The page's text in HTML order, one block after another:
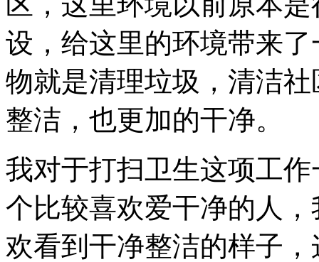
设，给这里的环境带来
物就是清理垃圾，清洁
整洁，也更加的干净。
我对于打扫卫生这项工
个比较喜欢爱干净的人
欢看到干净整洁的样子